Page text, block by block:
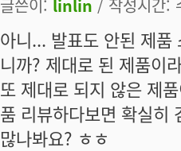
글쓴이: linlin / 작성시간:
아니... 발표도 안된 제품
니까? 제대로 된 제품이
또 제대로 되지 않은 제
품 리뷰하다보면 확실히
많나봐요? ㅎㅎ